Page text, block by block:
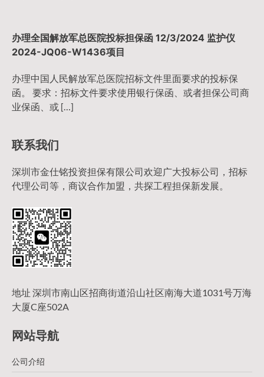
办理全国解放军总医院投标担保函 12/3/2024 监护仪
2024-JQ06-W1436项目
办理中国人民解放军总医院招标文件里面要求的投标保
函。 要求：招标文件要求使用银行保函、或者担保公司商
业保函、或 […]
联系我们
深圳市金仕铭投资担保有限公司欢迎广大投标公司，招标
代理公司等，商议合作加盟，共探工程担保新发展。
地址 深圳市南山区招商街道沿山社区南海大道1031号万海
大厦C座502A
网站导航
公司介绍